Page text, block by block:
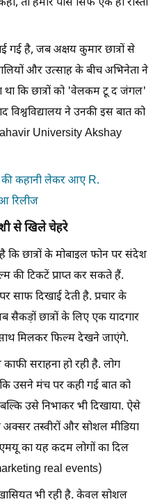
तो हमारे पास सिर्फ एक ही रास्ता
गई है, जब अक्षय कुमार छात्रों से
और उत्साह के बीच अभिनेता ने
कि छात्रों को 'वेलकम टू द जंगल'
विश्वविद्यालय ने उनकी इस बात को
University Akshay
की कहानी लेकर आए R.
रिलीज
से खिले चेहरे
कि छात्रों के मोबाइल फोन पर संदेश
की टिकटें प्राप्त कर सकते हैं.
साफ दिखाई देती है. प्रचार के
सैकड़ों छात्रों के लिए एक यादगार
मिलकर फिल्म देखने जाएंगे.
सराहना हो रही है. लोग
कि उसने मंच पर कही गई बात को
उसे निभाकर भी दिखाया. ऐसे
तस्वीरों और सोशल मीडिया
का यह कदम लोगों का दिल
real events)
भी रही है. केवल सोशल